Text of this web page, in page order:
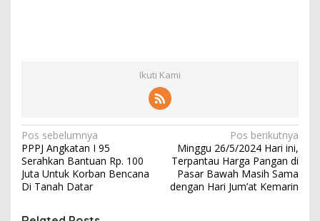
Ikuti Kami
N
a
v
i
Pos sebelumnya
PPPJ Angkatan I 95
Serahkan Bantuan Rp. 100
Juta Untuk Korban Bencana
Di Tanah Datar
Pos berikutnya
Minggu 26/5/2024 Hari ini,
Terpantau Harga Pangan di
Pasar Bawah Masih Sama
dengan Hari Jum’at Kemarin